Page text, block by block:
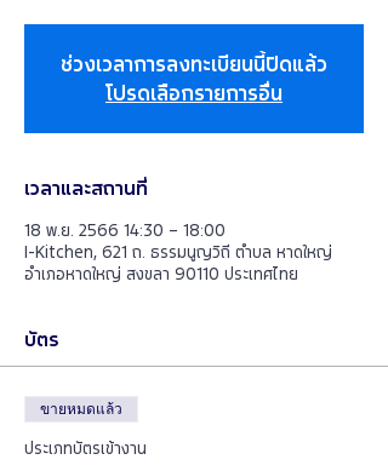
ช่วงเวลาการลงทะเบียนนี้ปิดแล้ว
โปรดเลือกรายการอื่น
เวลาและสถานที่
18 พ.ย. 2566 14:30 – 18:00
I-Kitchen, 621 ถ. ธรรมนูญวิถี ตำบล หาดใหญ่
อำเภอหาดใหญ่ สงขลา 90110 ประเทศไทย
บัตร
ขายหมดแล้ว
ประเภทบัตรเข้างาน